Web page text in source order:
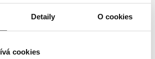
Detaily O cookies
cookies
v Bratislave vstupuje do novej